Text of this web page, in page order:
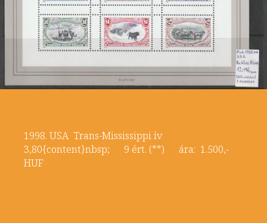
1998. USA Trans-Mississippi ív
3,80{content}nbsp; 9 ért. (**) ára: 1.500,-
HUF